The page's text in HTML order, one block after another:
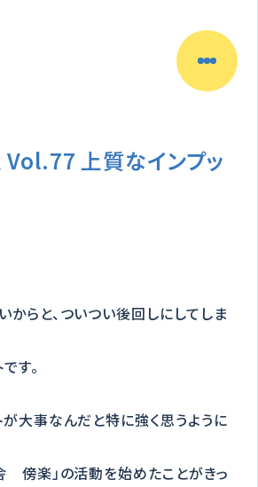
Vol.77 上質なインプッ
からと、ついつい後回しにしてしま
す。
大事なんだと特に強く思うように
傍楽」の活動を始めたことがきっ